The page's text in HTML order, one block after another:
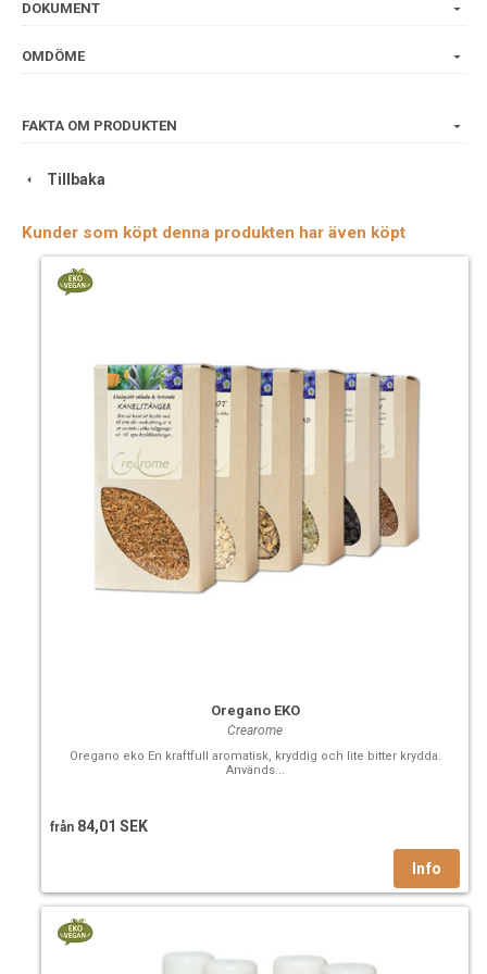
DOKUMENT
OMDÖME
FAKTA OM PRODUKTEN
Tillbaka
Kunder som köpt denna produkten har även köpt
Oregano EKO
Crearome
Oregano eko En kraftfull aromatisk, kryddig och lite bitter krydda.
Används...
från 84,01 SEK